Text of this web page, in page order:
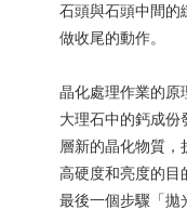
石頭與石頭中間的
做收尾的動作。
晶化處理作業的原
大理石中的鈣成份
層新的晶化物質，
高硬度和亮度的目
最後一個步驟「拋